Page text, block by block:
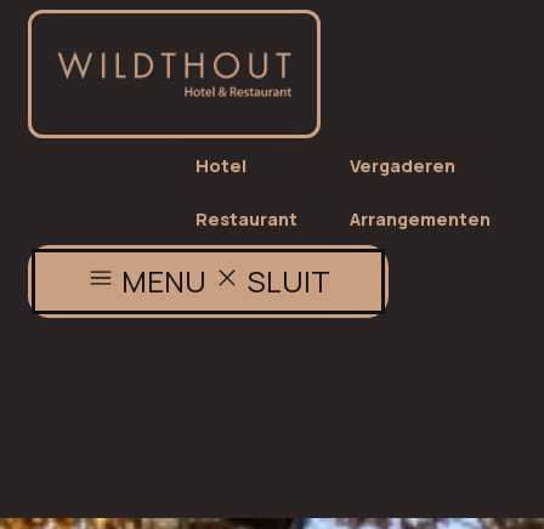
Hotel
Restaurant
Vergaderen
Arrangementen
MENU SLUIT